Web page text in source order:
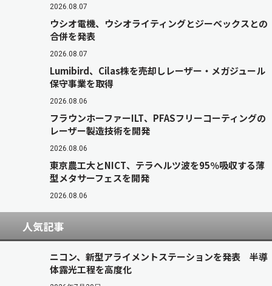
2026.08.07
ウシオ電機、ウシオライティングとジーベックスとの
合併を発表
2026.08.07
Lumibird、Cilas株を売却しレーザー・メガジュール
保守事業を取得
2026.08.06
フラウンホーファーILT、PFASフリーコーティングの
レーザー製造技術を開発
2026.08.06
東京農工大とNICT、テラヘルツ波を95％吸収する薄
型メタサーフェスを開発
2026.08.06
人気記事
ニコン、新型アライメントステーションを発表 半導
体露光工程を高度化